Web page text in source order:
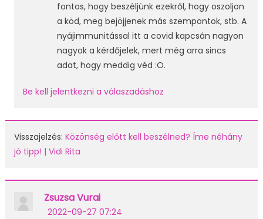
fontos, hogy beszéljünk ezekről, hogy oszoljon
a köd, meg bejöjjenek más szempontok, stb. A
nyájimmunitással itt a covid kapcsán nagyon
nagyok a kérdőjelek, mert még arra sincs
adat, hogy meddig véd :O.
Be kell jelentkezni a válaszadáshoz
Visszajelzés: Közönség előtt kell beszélned? Íme néhány
jó tipp! | Vidi Rita
Zsuzsa Vurai
2022-09-27 07:24